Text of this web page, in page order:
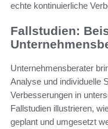
echte kontinuierliche
Fallstudien:
Unternehmensberater
Analyse und individuelle
Verbesserungen in
Fallstudien illustrieren,
geplant und umgesetzt